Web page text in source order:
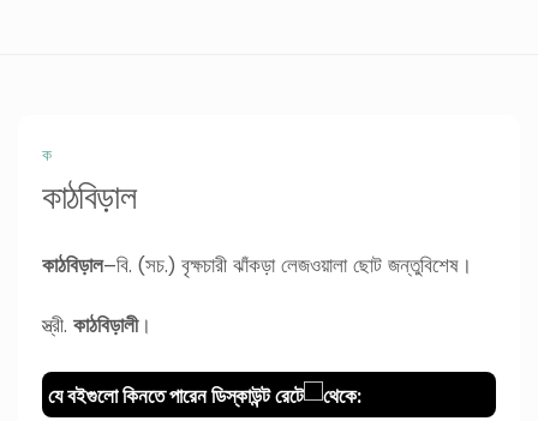
ক
কাঠবিড়াল
কাঠবিড়াল–বি. (সচ.) বৃক্ষচারী ঝাঁকড়া লেজওয়ালা ছোট জন্তুবিশেষ।
স্ত্রী. কাঠবিড়ালী।
যে বইগুলো কিনতে পারেন ডিস্কাউন্ট রেটে থেকে: